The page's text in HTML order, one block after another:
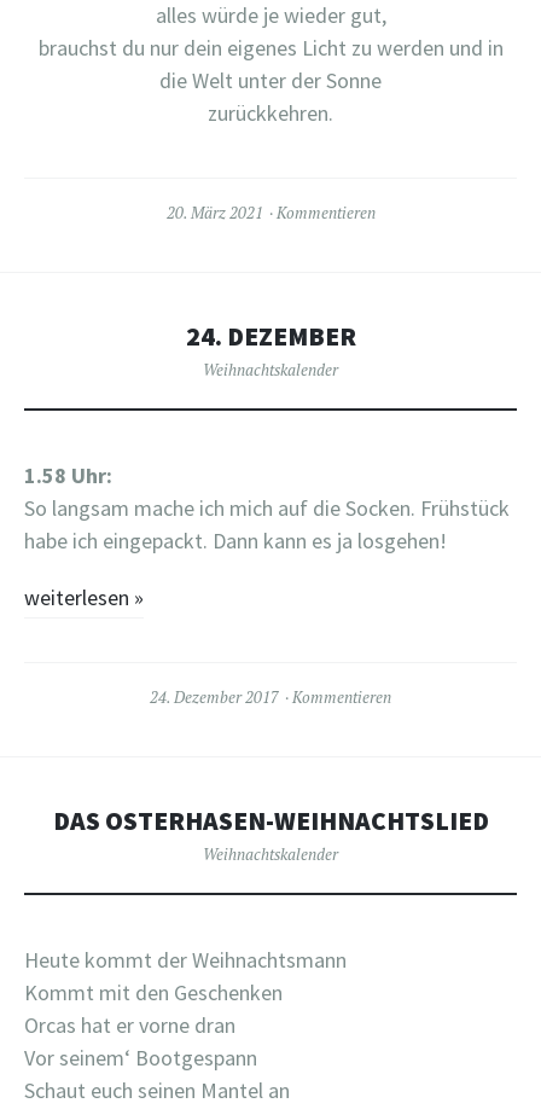
alles würde je wieder gut,
brauchst du nur dein eigenes Licht zu werden und in
die Welt unter der Sonne
zurückkehren.
20. März 2021 Kommentieren
24. DEZEMBER
Weihnachtskalender
1.58 Uhr:
So langsam mache ich mich auf die Socken. Frühstück
habe ich eingepackt. Dann kann es ja losgehen!
weiterlesen »
24. Dezember 2017 Kommentieren
DAS OSTERHASEN-WEIHNACHTSLIED
Weihnachtskalender
Heute kommt der Weihnachtsmann
Kommt mit den Geschenken
Orcas hat er vorne dran
Vor seinem‘ Bootgespann
Schaut euch seinen Mantel an